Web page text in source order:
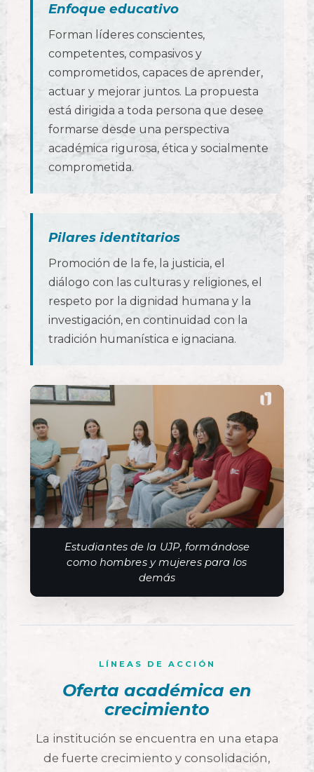
Enfoque educativo
Forman líderes conscientes,
competentes, compasivos y
comprometidos, capaces de aprender,
actuar y mejorar juntos. La propuesta
está dirigida a toda persona que desee
formarse desde una perspectiva
académica rigurosa, ética y socialmente
comprometida.
Pilares identitarios
Promoción de la fe, la justicia, el
diálogo con las culturas y religiones, el
respeto por la dignidad humana y la
investigación, en continuidad con la
tradición humanística e ignaciana.
Estudiantes de la UJP, formándose
como hombres y mujeres para los
demás
LÍNEAS DE ACCIÓN
Oferta académica en
crecimiento
La institución se encuentra en una etapa
de fuerte crecimiento y consolidación,